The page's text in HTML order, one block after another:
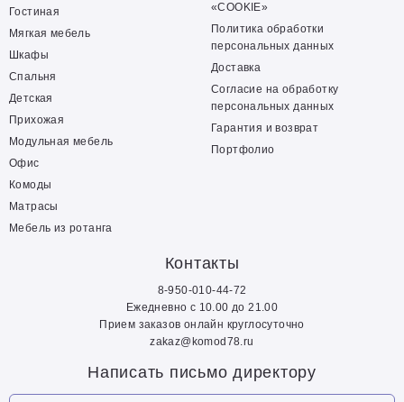
Гостиная
Мягкая мебель
Шкафы
Спальня
Детская
Прихожая
Модульная мебель
Офис
Комоды
Матрасы
Мебель из ротанга
«COOKIE»
Политика обработки
персональных данных
Доставка
Согласие на обработку
персональных данных
Гарантия и возврат
Портфолио
Контакты
8-950-010-44-72
Ежедневно с 10.00 до 21.00
Прием заказов онлайн круглосуточно
zakaz@komod78.ru
Написать письмо директору